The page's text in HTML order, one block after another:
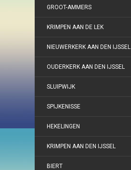
GROOT-AMMERS
KRIMPEN AAN DE LEK
NIEUWERKERK AAN DEN IJSSEL
OUDERKERK AAN DEN IJSSEL
SLUIPWIJK
SPIJKENISSE
HEKELINGEN
KRIMPEN AAN DEN IJSSEL
BIERT